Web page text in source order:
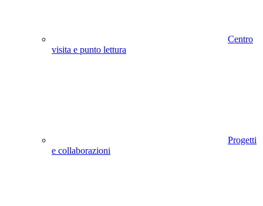
Centro
visita e punto lettura
Progetti
e collaborazioni